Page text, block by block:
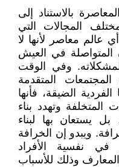
بالاستناد إلى
المجالات التي
عالم معاصر لأنها لا
المتواصلة في العيش
وفي الوقت
المتقدمة
الضيقة، فأنها
وتهدد بناء
بل يستعان بها لبناء
ويبدو إن الخرافة
نفسية الأفراد
وذلك للأسباب